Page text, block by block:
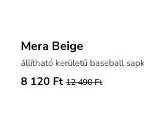
Mera Beige
állítható kerületű baseball
8 120 Ft 12 490 Ft